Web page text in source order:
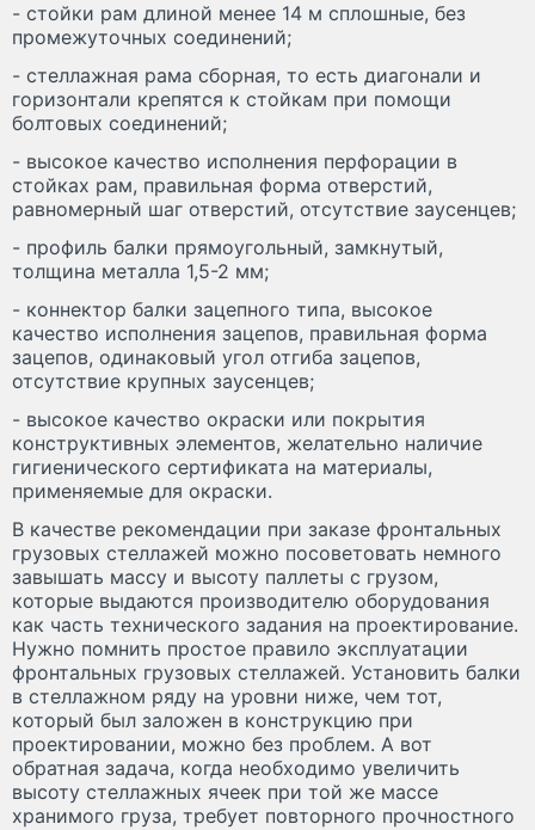
- стойки рам длиной менее 14 м сплошные, без
промежуточных соединений;
- стеллажная рама сборная, то есть диагонали и
горизонтали крепятся к стойкам при помощи
болтовых соединений;
- высокое качество исполнения перфорации в
стойках рам, правильная форма отверстий,
равномерный шаг отверстий, отсутствие заусенцев;
- профиль балки прямоугольный, замкнутый,
толщина металла 1,5-2 мм;
- коннектор балки зацепного типа, высокое
качество исполнения зацепов, правильная форма
зацепов, одинаковый угол отгиба зацепов,
отсутствие крупных заусенцев;
- высокое качество окраски или покрытия
конструктивных элементов, желательно наличие
гигиенического сертификата на материалы,
применяемые для окраски.
В качестве рекомендации при заказе фронтальных
грузовых стеллажей можно посоветовать немного
завышать массу и высоту паллеты с грузом,
которые выдаются производителю оборудования
как часть технического задания на проектирование.
Нужно помнить простое правило эксплуатации
фронтальных грузовых стеллажей. Установить балки
в стеллажном ряду на уровни ниже, чем тот,
который был заложен в конструкцию при
проектировании, можно без проблем. А вот
обратная задача, когда необходимо увеличить
высоту стеллажных ячеек при той же массе
хранимого груза, требует повторного прочностного